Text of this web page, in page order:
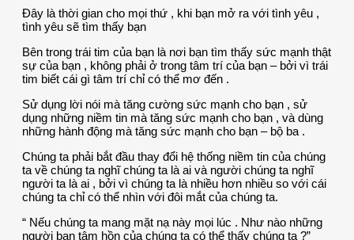
Đây là thời gian cho mọi thứ , khi bạn mở ra với tình yêu ,
tình yêu sẽ tìm thấy bạn
Bên trong trái tim của bạn là nơi bạn tìm thấy sức mạnh thật
sự của bạn , không phải ở trong tâm trí của bạn – bởi vì trái
tim biết cái gì tâm trí chỉ có thể mơ đến .
Sử dụng lời nói mà tăng cường sức mạnh cho bạn , sử
dụng những niềm tin mà tăng sức mạnh cho bạn , và dùng
những hành động mà tăng sức mạnh cho bạn – bộ ba .
Chúng ta phải bắt đầu thay đổi hệ thống niềm tin của chúng
ta về chúng ta nghĩ chúng ta là ai và người chúng ta nghĩ
người ta là ai , bởi vì chúng ta là nhiều hơn nhiều so với cái
chúng ta chỉ có thể nhìn với đôi mắt của chúng ta.
“ Nếu chúng ta mang mặt nạ này mọi lúc . Như nào những
người bạn tâm hồn của chúng ta có thể thấy chúng ta ?”